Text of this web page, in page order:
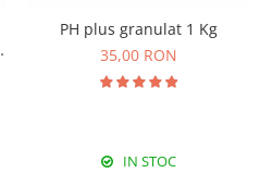
PH plus granulat 1 Kg
35,00 RON
IN STOC